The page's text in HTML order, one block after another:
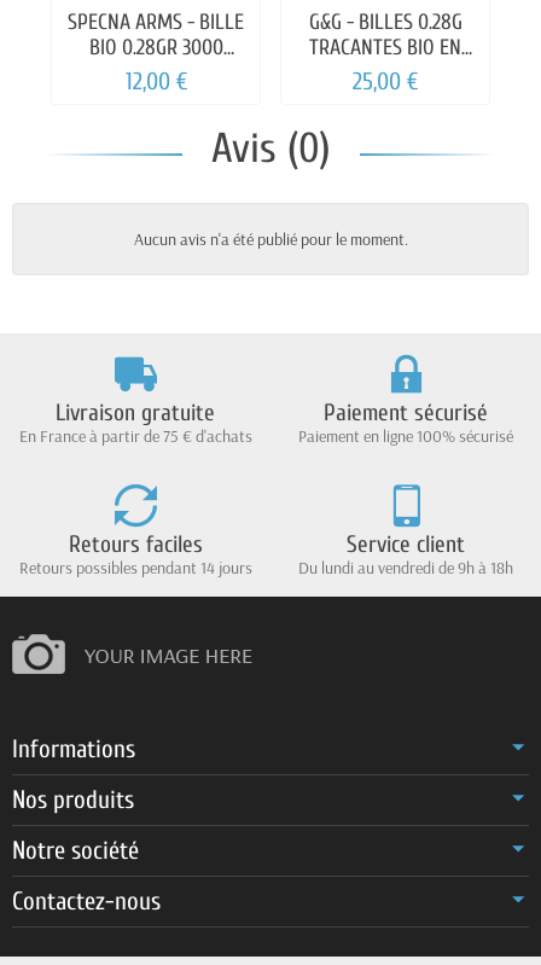
SPECNA ARMS - BILLE
BIO 0.28GR 3000
BOUTEILLES
12,00 €
G&G - BILLES 0.28G
TRACANTES BIO EN
BOUTEILLE DE 2700
25,00 €
Avis (0)
Aucun avis n'a été publié pour le moment.
Livraison gratuite
En France à partir de 75 € d'achats
Paiement sécurisé
Paiement en ligne 100% sécurisé
Retours faciles
Retours possibles pendant 14 jours
Service client
Du lundi au vendredi de 9h à 18h
Informations
Nos produits
Notre société
Contactez-nous